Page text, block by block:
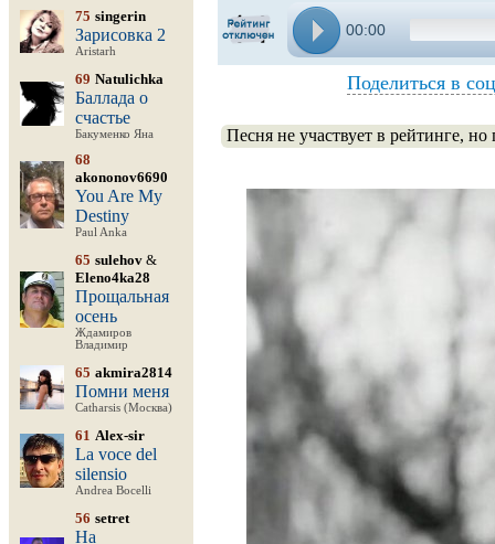
75 singerin
Зарисовка 2
Aristarh
69 Natulichka
Баллада о
счастье
Бакуменко Яна
68
akononov6690
You Are My
Destiny
Paul Anka
65 sulehov &
Eleno4ka28
Прощальная
осень
Ждамиров
Владимир
65 akmira2814
Помни меня
Catharsis (Москва)
61 Alex-sir
La voce del
silensio
Andrea Bocelli
56 setret
На
00:00
Поделиться в
Песня не участвует в рейтинге,